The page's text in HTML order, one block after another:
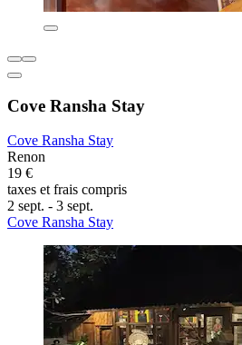
Cove Ransha Stay
Cove Ransha Stay
Renon
19 €
taxes et frais compris
2 sept. - 3 sept.
Cove Ransha Stay